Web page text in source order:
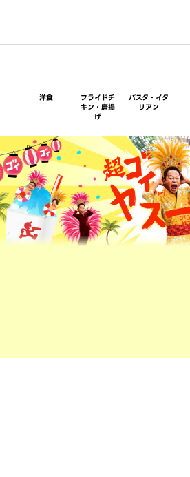
洋食
フライドチ
キン・唐揚
げ
パスタ・イタ
リアン